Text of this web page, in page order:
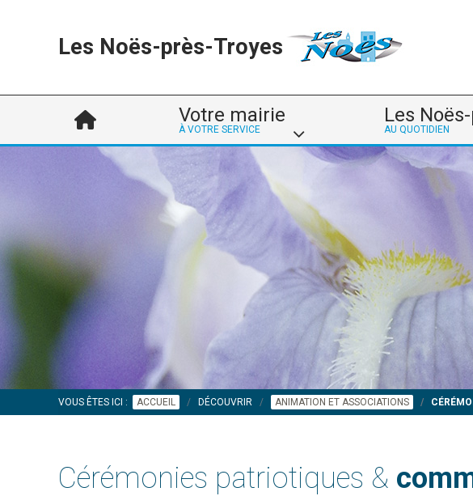
Les Noës-près-Troyes
Votre mairie
À VOTRE SERVICE
Les
AU QUOTIDIEN
VOUS ÊTES ICI : ACCUEIL DÉCOUVRIR ANIMATION ET ASSOCIATIONS
Cérémonies patriotiques &